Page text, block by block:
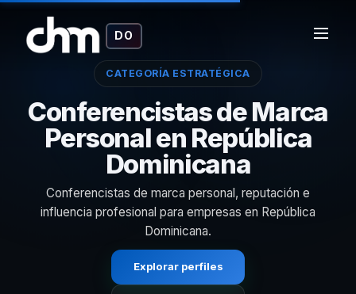
DO
CATEGORÍA ESTRATÉGICA
Conferencistas de Marca
Personal en República
Dominicana
Conferencistas de marca personal, reputación e
influencia profesional para empresas en República
Dominicana.
Explorar perfiles